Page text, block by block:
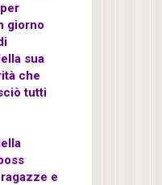
giorno
sua
che
tutti
e